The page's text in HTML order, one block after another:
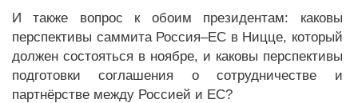
И также вопрос к обоим президентам: каковы
перспективы саммита Россия–ЕС в Ницце, который
должен состояться в ноябре, и каковы перспективы
подготовки соглашения о сотрудничестве и
партнёрстве между Россией и ЕС?